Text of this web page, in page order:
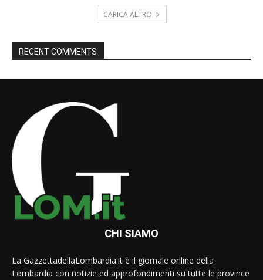
CARICA ALTRO
RECENT COMMENTS
CHI SIAMO
La GazzettadellaLombardia.it è il giornale online della
Lombardia con notizie ed approfondimenti su tutte le province